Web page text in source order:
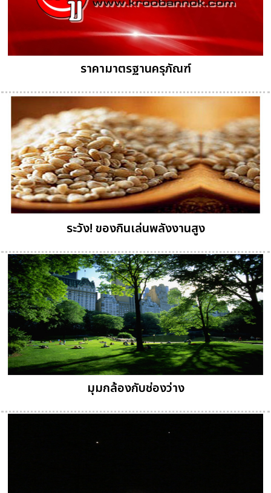
ราคามาตรฐานครุภัณฑ์
ระวัง! ของกินเล่นพลังงานสูง
มุมกล้องกับช่องว่าง